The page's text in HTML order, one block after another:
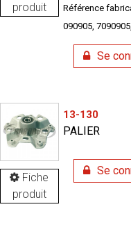
produit
Référence
090905,
Se
Fiche
produit
13-130
PALIER
Se